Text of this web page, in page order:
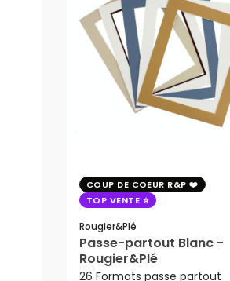
COUP DE COEUR R&P
TOP VENTE
Rougier&plé
Passe-partout Blanc -
Rougier&Plé
26 Formats passe partout
Dès2,85 €